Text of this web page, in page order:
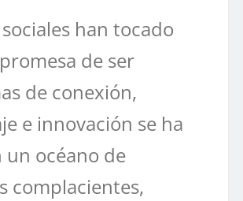
han tocado
de ser
de conexión,
e innovación se ha
océano de
complacientes,